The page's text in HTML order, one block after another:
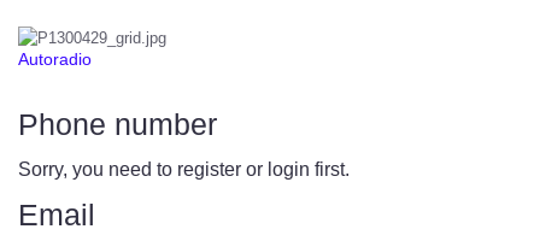
Autoradio
Phone number
Sorry, you need to register or login first.
Email